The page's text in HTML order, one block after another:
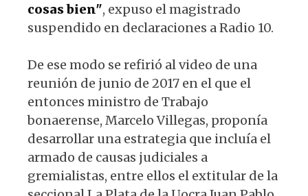
cosas bien", expuso el magistrado
suspendido en declaraciones a Radio 10.
De ese modo se refirió al video de una
reunión de junio de 2017 en el que el
entonces ministro de Trabajo
bonaerense, Marcelo Villegas, proponía
desarrollar una estrategia que incluía el
armado de causas judiciales a
gremialistas, entre ellos el extitular de la